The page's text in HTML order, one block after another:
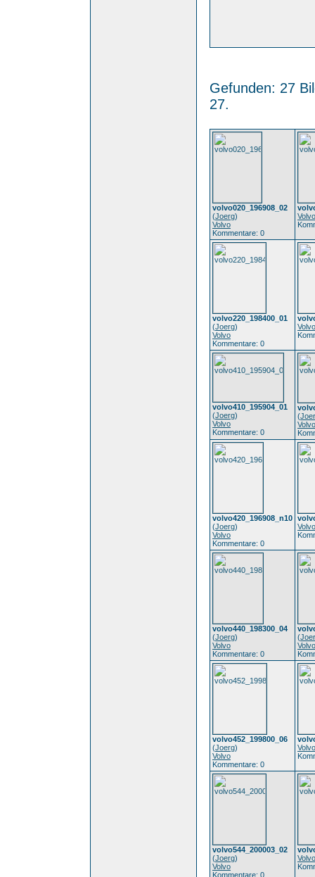
Gefunden: 27
27.
volvo020_196908_02
(Joerg)
Volvo
Kommentare: 0
Volvo
volvo220_198400_01
(Joerg)
Volvo
Kommentare: 0
Volvo
volvo410_195904_01
(Joerg)
Volvo
Kommentare: 0
(
Volvo
volvo420_196908_n10
(Joerg)
Volvo
Kommentare: 0
Volvo
volvo440_198300_04
(Joerg)
Volvo
Kommentare: 0
(
Volvo
volvo452_199800_06
(Joerg)
Volvo
Kommentare: 0
Volvo
volvo544_200003_02
(Joerg)
Volvo
Kommentare: 0
Volvo